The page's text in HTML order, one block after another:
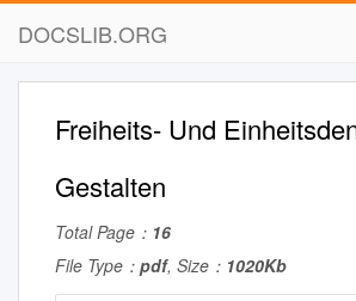
DOCSLIB.ORG
Freiheits- Und
Gestalten
Total Page： 16
File Type： pdf, Size： 1020Kb